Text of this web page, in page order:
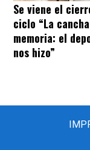
Se viene el
ciclo “La
memoria: el
nos hizo”